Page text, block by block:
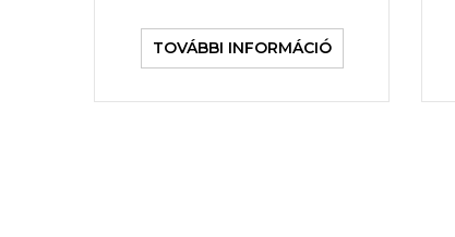
TOVÁBBI INFORMÁCIÓ